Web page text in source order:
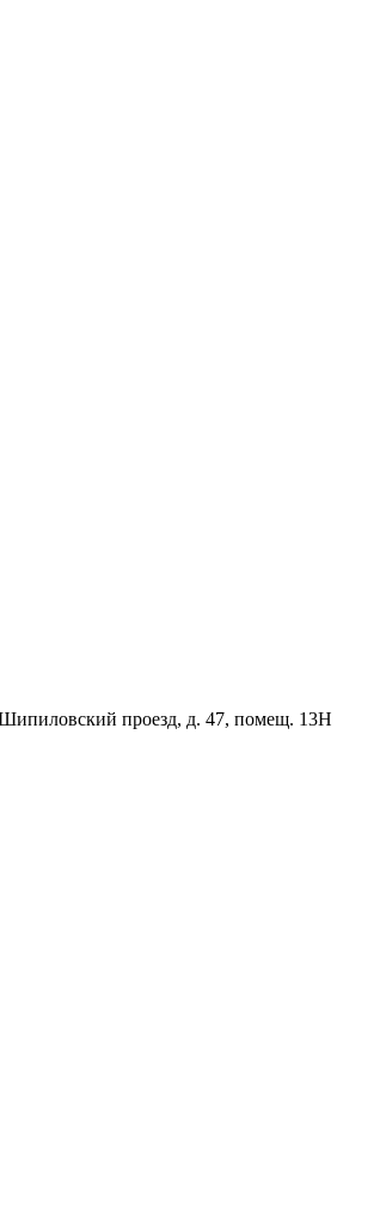
проезд, д. 47, помещ. 13Н